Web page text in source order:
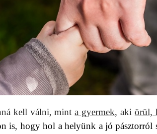
kell válni, minta gyermek, aki örül,
is, hogy hol a helyünk a jó pásztorról